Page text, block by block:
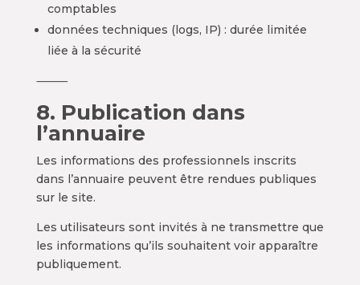
comptables
données techniques (logs, IP) : durée limitée
liée à la sécurité
⸻
8. Publication dans
l’annuaire
Les informations des professionnels inscrits
dans l’annuaire peuvent être rendues publiques
sur le site.
Les utilisateurs sont invités à ne transmettre que
les informations qu’ils souhaitent voir apparaître
publiquement.